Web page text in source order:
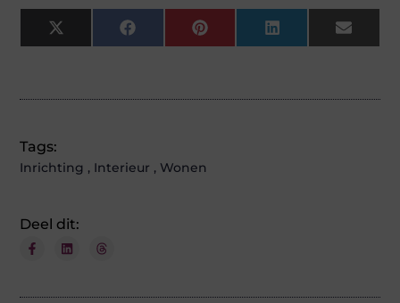
X
(Twitter)
FacebookPinterestLinkedInEmail
Tags:
Inrichting , Interieur , Wonen
Deel dit: